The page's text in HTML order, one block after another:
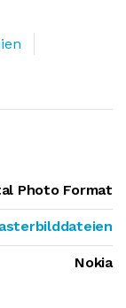
Photo Format
Nokia